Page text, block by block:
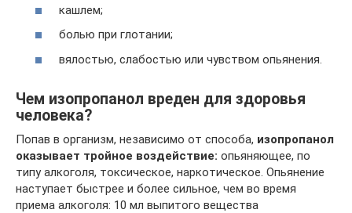
кашлем;
болью при глотании;
вялостью, слабостью или чувством опьянения.
Чем изопропанол вреден для здоровья
человека?
Попав в организм, независимо от способа, изопропанол
оказывает тройное воздействие: опьяняющее, по
типу алкоголя, токсическое, наркотическое. Опьянение
наступает быстрее и более сильное, чем во время
приема алкоголя: 10 мл выпитого вещества